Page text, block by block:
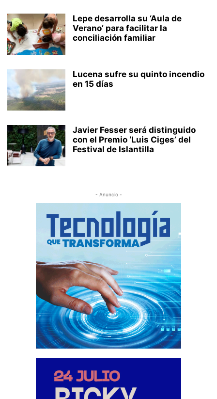
Lepe desarrolla su ‘Aula de
Verano’ para facilitar la
conciliación familiar
Lucena sufre su quinto incendio
en 15 días
Javier Fesser será distinguido
con el Premio ‘Luis Ciges’ del
Festival de Islantilla
- Anuncio -